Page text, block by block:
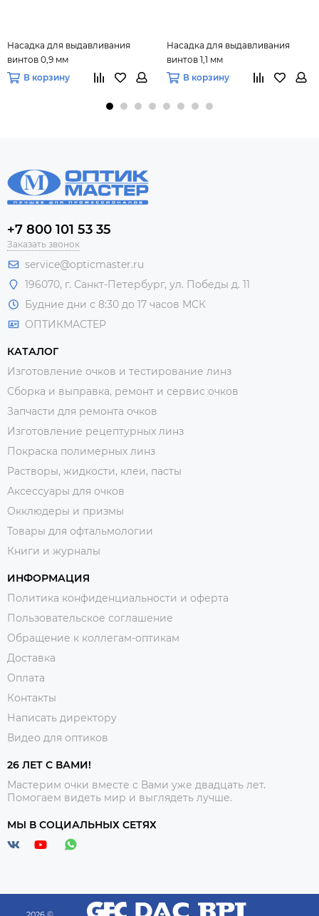
Насадка для выдавливания
винтов 0,9 мм
В корзину
Насадка для выдавливания
винтов 1,1 мм
В корзину
+7 800 101 53 35
Заказать звонок
service@opticmaster.ru
196070, г. Санкт-Петербург, ул. Победы д. 11
Будние дни с 8:30 до 17 часов МСК
ОПТИКМАСТЕР
КАТАЛОГ
Изготовление очков и тестирование линз
Сборка и выправка, ремонт и сервис очков
Запчасти для ремонта очков
Изготовление рецептурных линз
Покраска полимерных линз
Растворы, жидкости, клеи, пасты
Аксессуары для очков
Окклюдеры и призмы
Товары для офтальмологии
Книги и журналы
ИНФОРМАЦИЯ
Политика конфиденциальности и оферта
Пользовательское соглашение
Обращение к коллегам-оптикам
Доставка
Оплата
Контакты
Написать директору
Видео для оптиков
26 ЛЕТ С ВАМИ!
Мастерим очки вместе с Вами уже двадцать лет.
Помогаем видеть мир и выглядеть лучше.
МЫ В СОЦИАЛЬНЫХ СЕТЯХ